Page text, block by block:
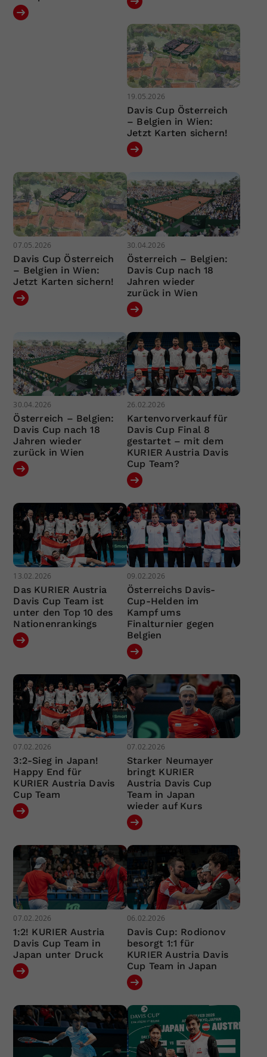
19.05.2026
Davis Cup Österreich
– Belgien in Wien:
Jetzt Karten sichern!
07.05.2026
Davis Cup Österreich
– Belgien in Wien:
Jetzt Karten sichern!
30.04.2026
Österreich – Belgien:
Davis Cup nach 18
Jahren wieder
zurück in Wien
30.04.2026
Österreich – Belgien:
Davis Cup nach 18
Jahren wieder
zurück in Wien
26.02.2026
Kartenvorverkauf für
Davis Cup Final 8
gestartet – mit dem
KURIER Austria Davis
Cup Team?
13.02.2026
Das KURIER Austria
Davis Cup Team ist
unter den Top 10 des
Nationenrankings
09.02.2026
Österreichs Davis-
Cup-Helden im
Kampf ums
Finalturnier gegen
Belgien
07.02.2026
3:2-Sieg in Japan!
Happy End für
KURIER Austria Davis
Cup Team
07.02.2026
Starker Neumayer
bringt KURIER
Austria Davis Cup
Team in Japan
wieder auf Kurs
07.02.2026
1:2! KURIER Austria
Davis Cup Team in
Japan unter Druck
06.02.2026
Davis Cup: Rodionov
besorgt 1:1 für
KURIER Austria Davis
Cup Team in Japan